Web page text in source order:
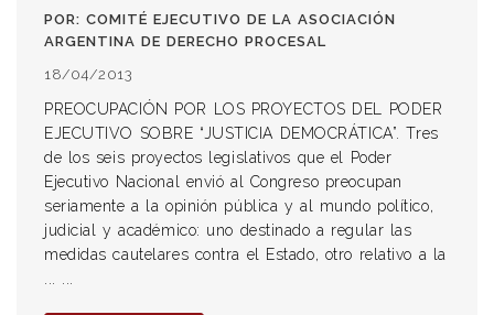
POR: COMITÉ EJECUTIVO DE LA ASOCIACIÓN
ARGENTINA DE DERECHO PROCESAL
18/04/2013
PREOCUPACIÓN POR LOS PROYECTOS DEL PODER
EJECUTIVO SOBRE “JUSTICIA DEMOCRÁTICA”. Tres
de los seis proyectos legislativos que el Poder
Ejecutivo Nacional envió al Congreso preocupan
seriamente a la opinión pública y al mundo político,
judicial y académico: uno destinado a regular las
medidas cautelares contra el Estado, otro relativo a la